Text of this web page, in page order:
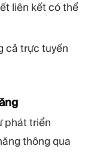
liên kết có thể
cả trực tuyến
phát triển
thông qua